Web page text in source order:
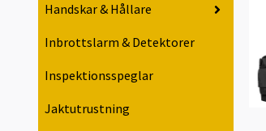
Handskar & Hållare
Inbrottslarm & Detektorer
Inspektionsspeglar
Jaktutrustning